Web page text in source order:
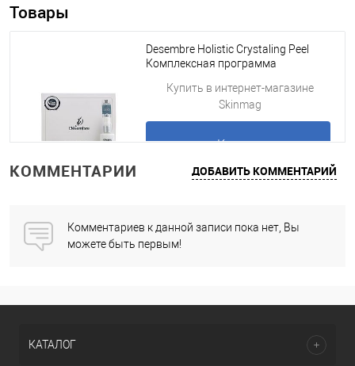
Товары
Desembre Holistic Crystaling Peel
Комплексная программа
Купить в интернет-магазине
Skinmag
Купить
КОММЕНТАРИИ ДОБАВИТЬ КОММЕНТАРИЙ
Комментариев к данной записи пока нет, Вы
можете быть первым!
КАТАЛОГ